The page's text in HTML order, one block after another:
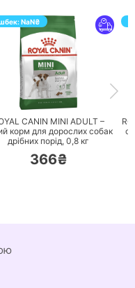
NaN₴
ПЕРЕЙТИ
CANIN MINI ADULT –
корм для дорослих собак
дрібних порід, 0,8 кг
366₴